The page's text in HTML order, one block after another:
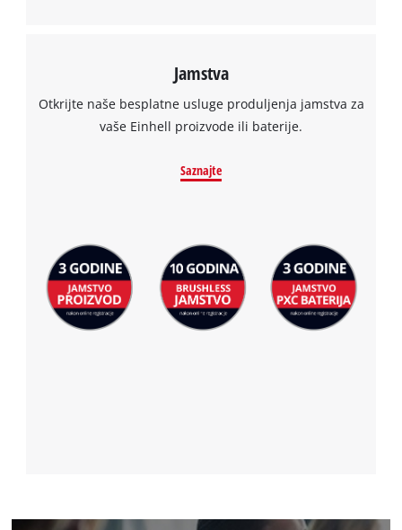
Jamstva
Otkrijte naše besplatne usluge produljenja jamstva za
vaše Einhell proizvode ili baterije.
Saznajte